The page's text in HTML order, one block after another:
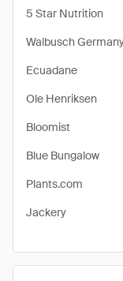
5 Star Nutrition
Walbusch
Ecuadane
Ole Henriksen
Bloomist
Blue Bungalow
Plants.com
Jackery